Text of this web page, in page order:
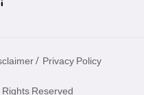
/ Privacy Policy
Reserved